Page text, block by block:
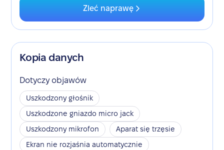
Zleć naprawę
Kopia danych
Dotyczy objawów
Uszkodzony głośnik
Uszkodzone gniazdo micro jack
Uszkodzony mikrofon
Aparat się trzęsie
Ekran nie rozjaśnia automatycznie